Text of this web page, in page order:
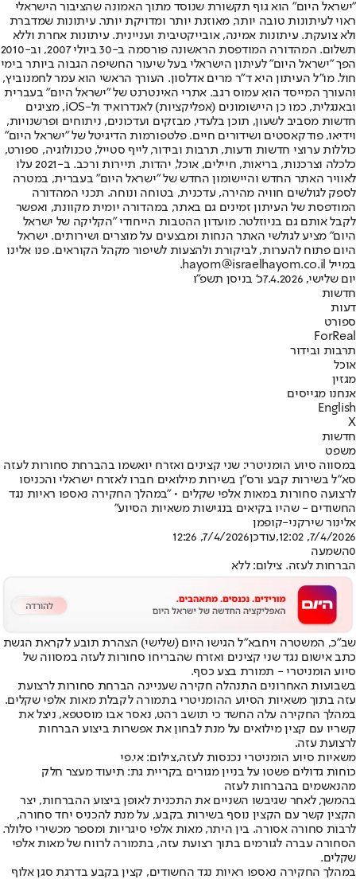
"ישראל היום" הוא גוף תקשורת שנוסד מתוך האמונה שהציבור הישראלי
ראוי לעיתונות טובה יותר, מאוזנת יותר ומדויקת יותר. עיתונות שמדברת
ולא צועקת. עיתונות אמינה, אובייקטיבית ועניינית. עיתונות אחרת וללא
תשלום. המהדורה המודפסת הראשונה פורסמה ב-30 ביולי 2007, וב-2010
הפך "ישראל היום" לעיתון הישראלי בעל שיעור החשיפה הגבוה ביותר בימי
חול. מו"ל העיתון היא ד"ר מרים אדלסון. העורך הראשי הוא עמר לחמנוביץ,
והעורך המייסד הוא עמוס רגב. אתרי האינטרנט של "ישראל היום" בעברית
ובאנגלית, כמו כן היישומונים (אפליקציות) לאנדרואיד ול-iOS, מציגים
חדשות מסביב לשעון, תוכן בלעדי, מבזקים ועדכונים, ניתוחים ופרשנויות,
וידיאו, פודקאסטים ושידורים חיים. פלטפורמות הדיגיטל של "ישראל היום"
כוללות ערוצי חדשות ודעות, תרבות ובידור, לייף סטייל, טכנולוגיה, ספורט,
כלכלה וצרכנות, בריאות, חיילים, אוכל, יהדות, תיירות ורכב. ב-2021 עלו
לאוויר האתר החדש והיישומון החדש של "ישראל היום" בעברית, במטרה
לספק לגולשים חוויה מהירה, עדכנית, בטוחה ונוחה. תכני המהדורה
המודפסת של העיתון זמינים גם באתר, במהדורה יומית מקוונת, ואפשר
לקבל אותם גם בניוזלטר. מועדון ההטבות הייחודי "הקליקה של ישראל
היום" מציע לגולשי האתר הנחות ומבצעים על מוצרים ושירותים. ישראל
היום פתוח להערות, לביקורת ולהצעות לשיפור מקהל הקוראים. פנו אלינו
במייל hayom@israelhayom.co.il.
יום שלישי, 7.4.2026
כ' בניסן תשפ"ו
חדשות
דעות
ספורט
ForReal
תרבות ובידור
אוכל
מגזין
אנחנו מגייסים
English
X
חדשות
משפט
במסווה סיוע הומניטרי: שני קצינים ואזרח יואשמו בהברחת סחורות לעזה
סא"ל בשירות קבע ורס"ן בשירות מילואים חברו לאזרח ישראלי והכניסו
לרצועה סחורות במאות אלפי שקלים • "במהלך החקירה נאספו ראיות נגד
החשודים - שהיו בקיאים בנגישות משאיות הסיוע"
אלינור שירקני-קופמן
7/4/2026, 12:02
,עודכן7/4/2026, 12:26
0השמעה
הברחות לעזה. צילום: ללא
שב"כ, המשטרה ויחבא"ל הגישו היום (שלישי) הצהרת תובע לקראת הגשת
כתב אישום נגד שני קצינים ואזרח שהבריחו סחורות לעזה במסווה של
סיוע הומניטרי - תמורת בצע כסף.
בשבועות האחרונים התנהלה חקירה שעניינה הברחת סחורות לרצועת
עזה בתוך משאיות הסיוע ההומניטרי בתמורה לקבלת מאות אלפי שקלים.
במהלך החקירה עלה החשד כי תושב רהט, נאסר אבו מוסטפא, ניצל את
קשריו עם קצין מילואים על מנת לבחון את אפשרות ביצוע הברחות
לרצועת עזה.
משאיות סיוע הומניטרי נכנסות לעזה,צילום: אי.פי
כוחות גדולים פשטו על בניין מגורים בקריית גת: תיעוד מעצר חלק
מהנאשמים בהברחות לעזה
בהמשך, לאחר שגיבשו השניים את התכנית לאופן ביצוע ההברחות, יצר
הקצין קשר עם הקצין נוסף בשירות בקבע, על מנת להכניס יחד סחורה,
לרבות סחורה אסורה. בין היתר, מאות אלפי סיגריות ומספר מכשירי סלולר.
הסחורה עברה לגורמים בתוך רצועת עזה, בתמורה לרווח של מאות אלפי
שקלים.
במהלך החקירה נאספו ראיות נגד החשודים, קצין בקבע בדרגת סגן אלוף